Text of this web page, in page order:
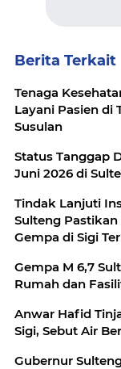
Berita Terkait
Tenaga
Layani Pasien di
Susulan
Status Tanggap
Juni 2026 di
Tindak Lanjuti
Sulteng
Gempa di Sigi
Gempa M 6,7
Rumah dan
Anwar Hafid
Sigi, Sebut Air
Gubernur